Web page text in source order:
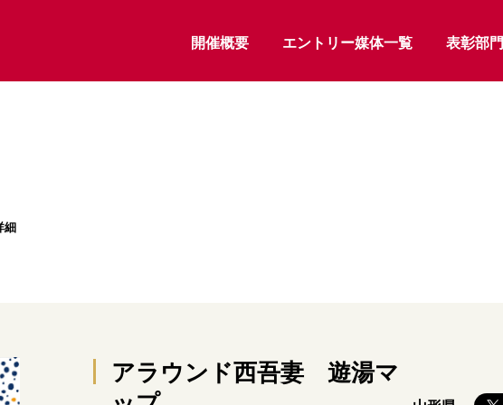
開催概要 エントリー媒体一覧 表彰部門
細
アラウンド西吾妻 遊湯マ